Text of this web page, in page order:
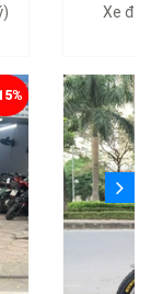
2025
- 12%